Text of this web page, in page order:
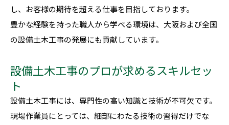
し、お客様の期待を超える仕事を目指しております。
豊かな経験を持った職人から学べる環境は、大阪および全国
の設備土木工事の発展にも貢献しています。
設備土木工事のプロが求めるスキルセッ
ト
設備土木工事には、専門性の高い知識と技術が不可欠です。
現場作業員にとっては、細部にわたる技術の習得だけでな